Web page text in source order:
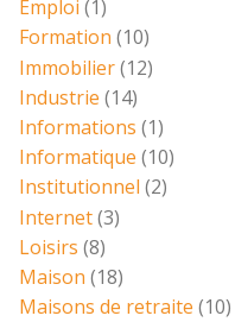
Emploi (1)
Formation (10)
Immobilier(12)
Industrie (14)
Informations (1)
Informatique (10)
Institutionnel (2)
Internet(3)
Loisirs (8)
Maison (18)
Maisons de retraite (10)